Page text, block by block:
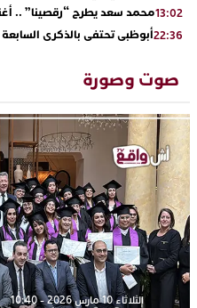
13:02محمد سعد يطرح “رقصينا” ..
22:36أبوظبي تحتفي بالذكرى
13:30دنيا بوطازوت تواصل تألقها
“كوفرة فالغيس”
19:11يقظة أمنية تنهي كابوس الفتاة
رهينتين من قبضة ذي سوابق
17:27اتحاد المقاولات الإعلامية
الإعلامي سعيد بلفقير في دورة
صوت وصورة
الثلاثاء 10 مارس 2026 - 10:40